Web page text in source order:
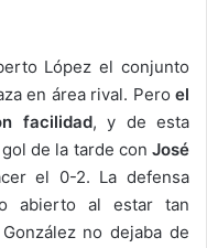
López el conjunto
en área rival. Pero el
facilidad, y de esta
de la tarde con José
el 0-2. La defensa
abierto al estar tan
no dejaba de